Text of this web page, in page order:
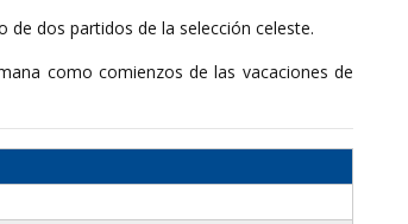
de dos partidos de la selección celeste.
como comienzos de las vacaciones de